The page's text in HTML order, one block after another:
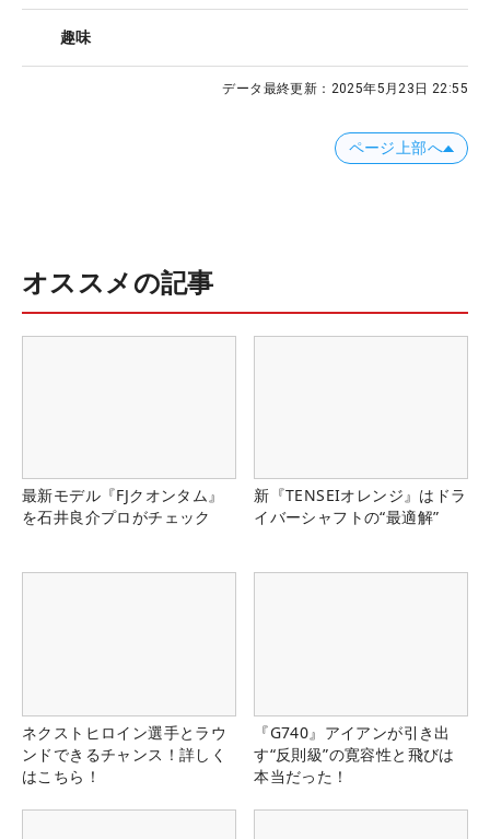
趣味
データ最終更新： 2025年5月23日 22:55
ページ上部へ
オススメの記事
最新モデル『FJクオンタム』
を石井良介プロがチェック
新『TENSEIオレンジ』はドラ
イバーシャフトの“最適解”
ネクストヒロイン選手とラウ
ンドできるチャンス！詳しく
はこちら！
『G740』アイアンが引き出
す“反則級”の寛容性と飛びは
本当だった！